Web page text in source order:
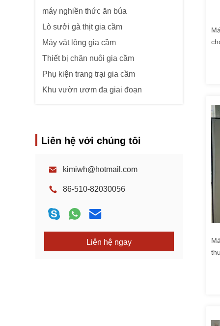
máy nghiền thức ăn búa
Lò sưởi gà thịt gia cầm
Máy vặt lông gia cầm
Thiết bị chăn nuôi gia cầm
Phụ kiện trang trại gia cầm
Khu vườn ươm đa giai đoạn
Liên hệ với chúng tôi
kimiwh@hotmail.com
86-510-82030056
Liên hệ ngay